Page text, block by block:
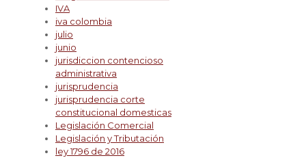
IVA
iva colombia
julio
junio
jurisdiccion contencioso
administrativa
jurisprudencia
jurisprudencia corte
constitucional domesticas
Legislación Comercial
Legislación y Tributación
ley 1796 de 2016